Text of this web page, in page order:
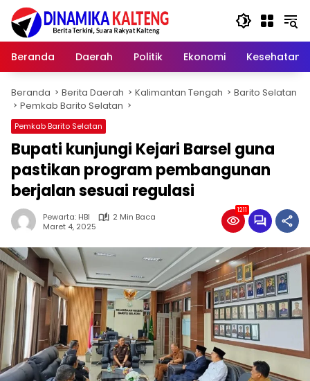
Langsung
konten
Beranda
Daerah Politik Ekonomi Kesehatan
Beranda Berita Daerah Kalimantan Tengah
Barito Selatan
Pemkab Barito Selatan
Pemkab Barito Selatan
Bupati kunjungi Kejari Barsel guna
pastikan program pembangunan
berjalan sesuai regulasi
Pewarta: HBI
2 Min Baca
Maret 4, 2025
1211